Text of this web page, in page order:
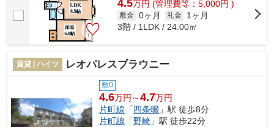
4.5万円 (管理費等：5,000円 )
敷金 0ヶ月 礼金
1ヶ月
3階 / 1LDK / 24.00㎡
賃貸 | ハイツ レオパレスブラウニー
敷0
4.6万円～4.7万円
片町線 「四条畷 」駅 徒歩8分
片町線 「野崎 」駅 徒歩22分